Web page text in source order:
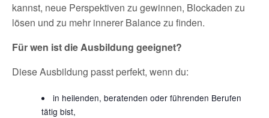
kannst, neue Perspektiven zu gewinnen, Blockaden zu
lösen und zu mehr innerer Balance zu finden.
Für wen ist die Ausbildung geeignet?
Diese Ausbildung passt perfekt, wenn du:
in heilenden, beratenden oder führenden Berufen
tätig bist,